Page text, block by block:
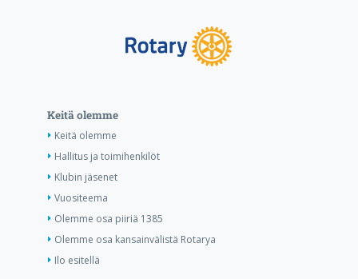
Keitä olemme
Keitä olemme
Hallitus ja toimihenkilöt
Klubin jäsenet
Vuositeema
Olemme osa piiriä 1385
Olemme osa kansainvälistä Rotarya
Ilo esitellä